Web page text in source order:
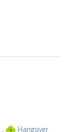
,
Hangover